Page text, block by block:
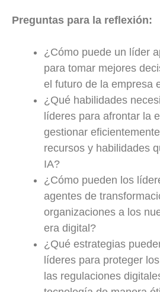
Preguntas para la reflexión:
¿Cómo puede un líder
para tomar mejores
el futuro de la empresa
¿Qué habilidades
líderes para afrontar la
gestionar
recursos y habilidades
IA?
¿Cómo pueden los
agentes de
organizaciones a los
era digital?
¿Qué estrategias
líderes para proteger
las regulaciones